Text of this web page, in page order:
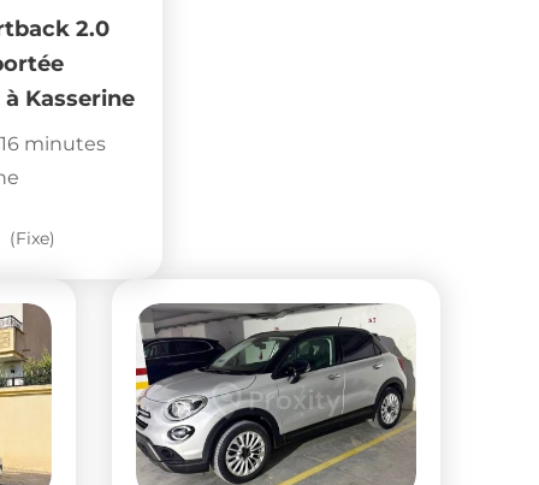
2.0
Kasserine
minutes
(Fixe)